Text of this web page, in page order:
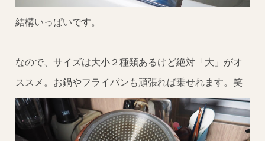
結構いっぱいです。
なので、サイズは大小２種類あるけど絶対「大」がオ
ススメ。お鍋やフライパンも頑張れば乗せれます。笑